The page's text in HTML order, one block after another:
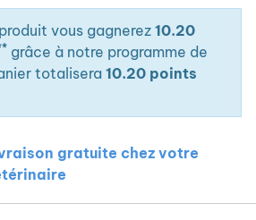
vous gagnerez 10.20
grâce à notre programme de
totalisera 10.20 points
gratuite chez votre